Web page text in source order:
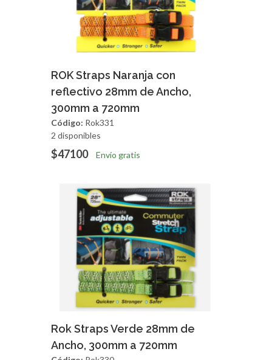
Agregar Vista Rapida
ROK Straps Naranja con
reflectivo 28mm de Ancho,
300mm a 720mm
Código: Rok331
2 disponibles
$47100 Envío gratis
Agregar Vista Rapida
Rok Straps Verde 28mm de
Ancho, 300mm a 720mm